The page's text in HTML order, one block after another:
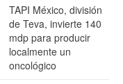
TAPI México, división
de Teva, invierte 140
mdp para producir
localmente un
oncológico